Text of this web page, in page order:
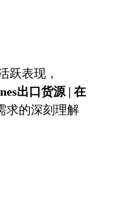
跃表现，
出口货源 | 在
求的深刻理解